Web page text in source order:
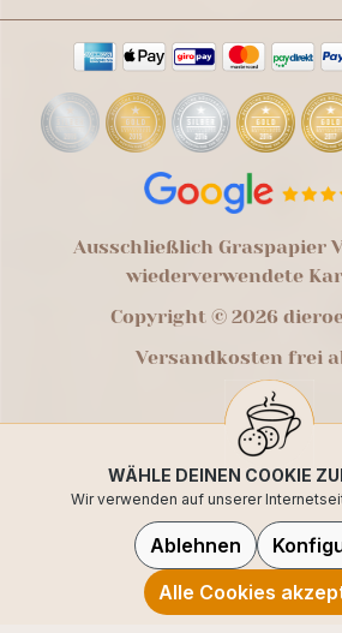
Ausschließlich Graspapier
wiederverwendete
Copyright © 2026
Versandkosten frei
WÄHLE DEINEN COOKIE
Wir verwenden auf unserer
Ablehnen
Alle Cookies